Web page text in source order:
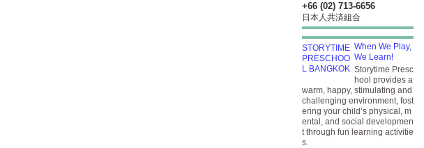
+66 (02) 713-6656
日本人共済組合
When We Play,
We Learn!
Storytime Presc
hool provides a
warm, happy, stimulating and
challenging environment, fost
ering your child’s physical, m
ental, and social developmen
t through fun learning activitie
s.